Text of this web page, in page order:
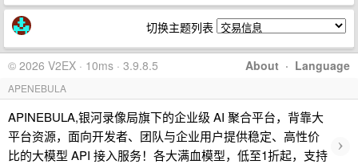
切换主题列表
About · Language
© 2026 V2EX · 10ms · 3.9.8.5
APENEBULA
APINEBULA,银河录像局旗下的企业级 AI 聚合平台，背靠大
平台资源，面向开发者、团队与企业用户提供稳定、高性价
比的大模型 API 接入服务！各大满血模型，低至1折起，支持
›